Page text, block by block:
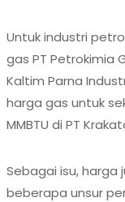
Untuk industri
gas PT Petrokimia
Kaltim Parna
harga gas untuk
MMBTU di PT
Sebagai isu, harga
beberapa unsur